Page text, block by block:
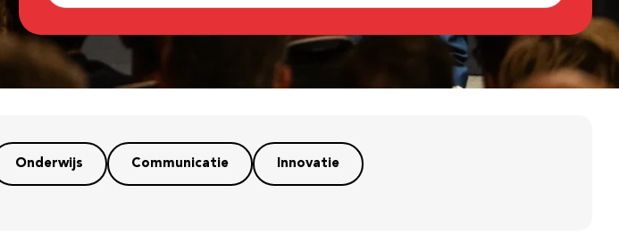
Onderwijs Communicatie Innovatie